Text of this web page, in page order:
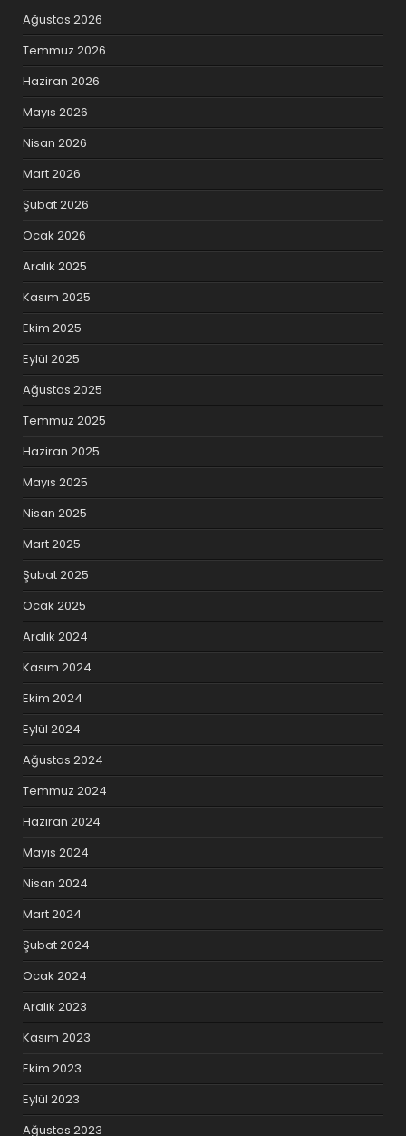
Ağustos 2026
Temmuz 2026
Haziran 2026
Mayıs 2026
Nisan 2026
Mart 2026
Şubat 2026
Ocak 2026
Aralık 2025
Kasım 2025
Ekim 2025
Eylül 2025
Ağustos 2025
Temmuz 2025
Haziran 2025
Mayıs 2025
Nisan 2025
Mart 2025
Şubat 2025
Ocak 2025
Aralık 2024
Kasım 2024
Ekim 2024
Eylül 2024
Ağustos 2024
Temmuz 2024
Haziran 2024
Mayıs 2024
Nisan 2024
Mart 2024
Şubat 2024
Ocak 2024
Aralık 2023
Kasım 2023
Ekim 2023
Eylül 2023
Ağustos 2023